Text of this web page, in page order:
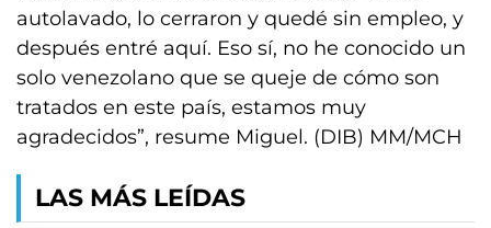
autolavado, lo cerraron y quedé sin empleo, y
después entré aquí. Eso sí, no he conocido un
solo venezolano que se queje de cómo son
tratados en este país, estamos muy
agradecidos”, resume Miguel. (DIB) MM/MCH
LAS MÁS LEÍDAS